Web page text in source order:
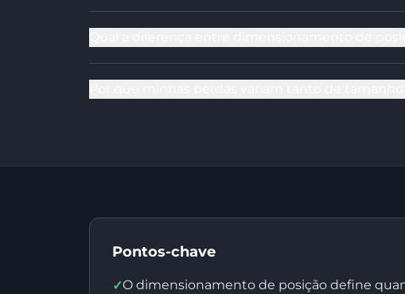
Pontos-chave
✓O dimensionamento de posição define